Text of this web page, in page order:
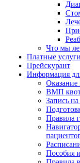
Что мы
Платные
Прейскурант
Информация
ВМП
Запись
Правила
Пособия